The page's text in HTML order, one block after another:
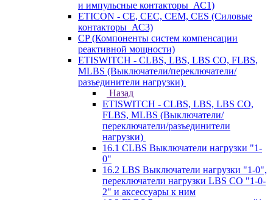
и импульсные контакторы_АС1)
ETICON - CE, CEC, CEM, CES (Силовые
контакторы_АС3)
CP (Компоненты систем компенсации
реактивной мощности)
ETISWITCH - CLBS, LBS, LBS CO, FLBS,
MLBS (Выключатели/переключатели/
разъединители нагрузки)
Назад
ETISWITCH - CLBS, LBS, LBS CO,
FLBS, MLBS (Выключатели/
переключатели/разъединители
нагрузки)
16.1 CLBS Выключатели нагрузки "1-
0"
16.2 LBS Выключатели нагрузки "1-0",
переключатели нагрузки LBS CO "1-0-
2" и аксессуары к ним